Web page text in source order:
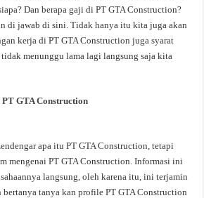
Dan berapa gaji di PT GTA Construction?
di jawab di sini. Tidak hanya itu kita juga akan
kerja di PT GTA Construction juga syarat
menunggu lama lagi langsung saja kita
GTA Construction
apa itu PT GTA Construction, tetapi
mengenai PT GTA Construction. Informasi ini
langsung, oleh karena itu, ini terjamin
bertanya tanya kan profile PT GTA Construction